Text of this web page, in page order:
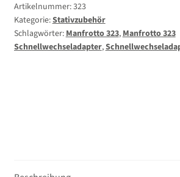
Artikelnummer:323
Kategorie:Stativzubehör
Schlagwörter:Manfrotto 323,Manfrotto 323
Schnellwechseladapter,